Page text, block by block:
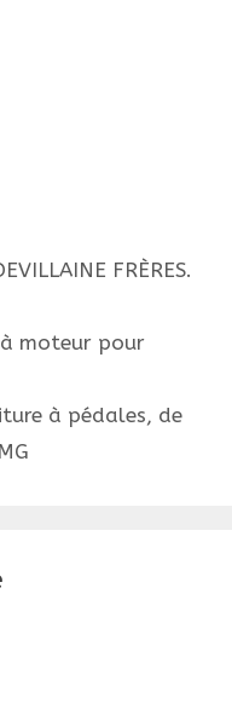
FRÈRES.
moteur pour
à pédales, de